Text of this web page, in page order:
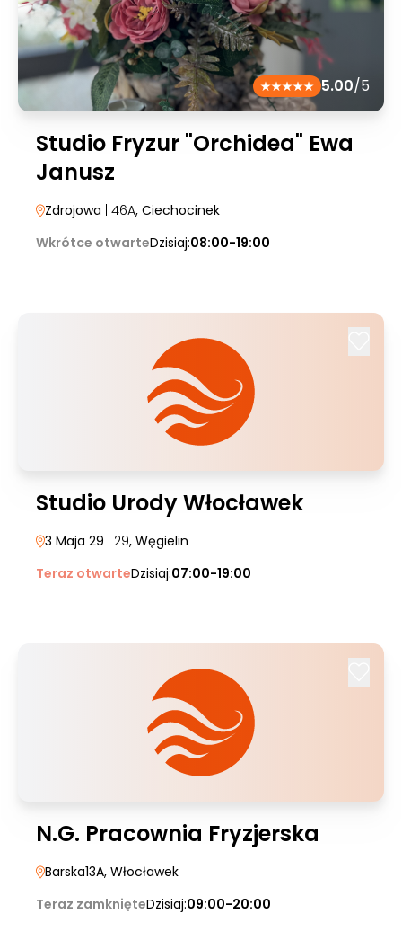
5.00/5
Studio Fryzur "Orchidea" Ewa
Janusz
Zdrojowa | 46A, Ciechocinek
Wkrótce otwarteDzisiaj:08:00-19:00
Studio Urody Włocławek
3 Maja 29 | 29, Węgielin
Teraz otwarteDzisiaj:07:00-19:00
N.G. Pracownia Fryzjerska
Barska13A, Włocławek
Teraz zamknięteDzisiaj:09:00-20:00